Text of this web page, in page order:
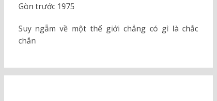
Gòn trước 1975
Suy ngẫm về một thế giới chẳng có gì là chắc
chắn